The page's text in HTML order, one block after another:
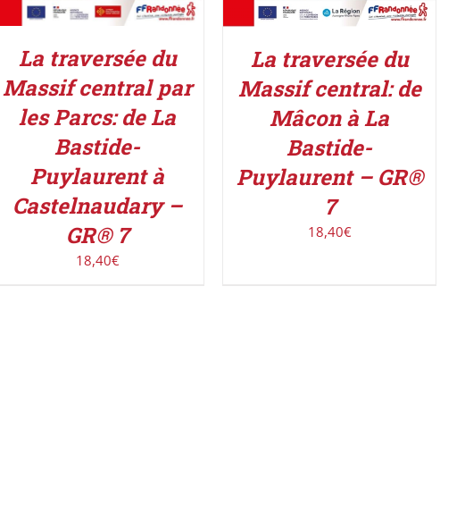
La traversée du
Massif central par
les Parcs: de La
Bastide-
Puylaurent à
Castelnaudary –
GR® 7
18,40€
La traversée du
Massif central: de
Mâcon à La
Bastide-
Puylaurent – GR®
7
18,40€